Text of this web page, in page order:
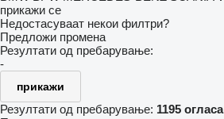
прикажи се
Недостасуваат некои филтри?
Предложи промена
Резултати од пребарување:
-
прикажи
Резултати од пребарување: 1195 огласа